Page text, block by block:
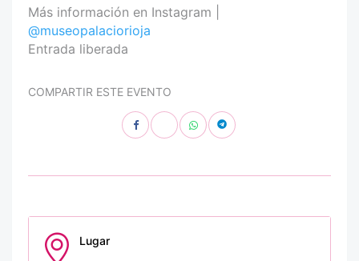
Más información en Instagram |
@museopalaciorioja
Entrada liberada
COMPARTIR ESTE EVENTO
Lugar